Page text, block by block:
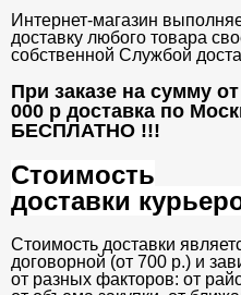
Интернет-магазин
доставку любого товара
собственной Службой
При заказе на сумму
000 р доставка по
БЕСПЛАТНО !!!
Стоимость
доставки
Стоимость доставки
договорной (от 700 р.) и
от разных факторов: от